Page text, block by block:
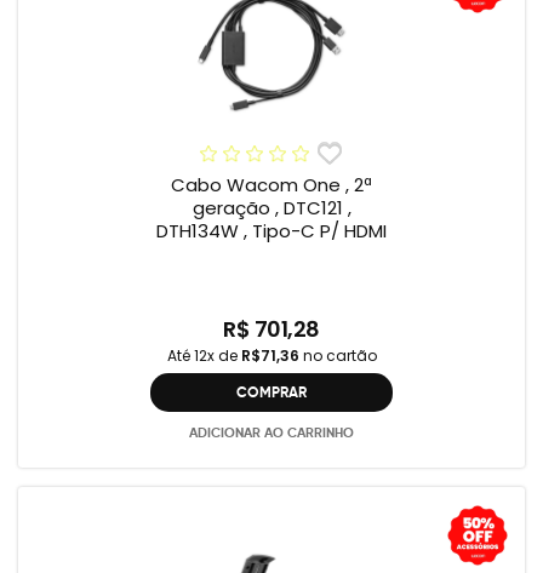
Cabo Wacom One , 2ª
geração , DTC121 ,
DTH134W , Tipo-C P/ HDMI
R$ 701,28
Até 12x de R$71,36 no cartão
COMPRAR
ADICIONAR AO CARRINHO